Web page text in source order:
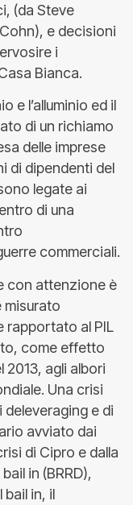
(da Steve
e decisioni
i
Bianca.
e l’alluminio ed il
di un richiamo
delle imprese
di dipendenti del
legate ai
di una
commerciali.
con attenzione è
misurato
rapportato al PIL
come effetto
2013, agli albori
Una crisi
deleveraging e di
avviato dai
di Cipro e dalla
in (BRRD),
bail in, il